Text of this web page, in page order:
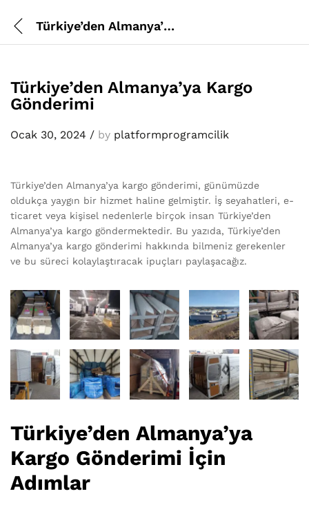
Türkiye’den Almanya’ya Kargo Gönderimi
Türkiye’den Almanya’ya Kargo
Gönderimi
Ocak 30, 2024 / by platformprogramcilik
Türkiye’den Almanya’ya kargo gönderimi, günümüzde
oldukça yaygın bir hizmet haline gelmiştir. İş seyahatleri, e-
ticaret veya kişisel nedenlerle birçok insan Türkiye’den
Almanya’ya kargo göndermektedir. Bu yazıda, Türkiye’den
Almanya’ya kargo gönderimi hakkında bilmeniz gerekenler
ve bu süreci kolaylaştıracak ipuçları paylaşacağız.
Türkiye’den Almanya’ya
Kargo Gönderimi İçin
Adımlar